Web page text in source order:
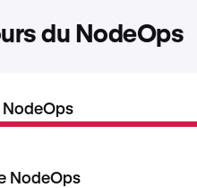
du NodeOps
NodeOps